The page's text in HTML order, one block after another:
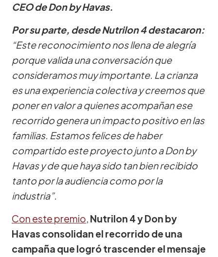
CEO de Don by Havas.
Por su parte, desde Nutrilon 4 destacaron:
“Este reconocimiento nos llena de alegría
porque valida una conversación que
consideramos muy importante. La crianza
es una experiencia colectiva y creemos que
poner en valor a quienes acompañan ese
recorrido genera un impacto positivo en las
familias. Estamos felices de haber
compartido este proyecto junto a Don by
Havas y de que haya sido tan bien recibido
tanto por la audiencia como por la
industria”.
Con este premio, Nutrilon 4 y Don by
Havas consolidan el recorrido de una
campaña que logró trascender el mensaje